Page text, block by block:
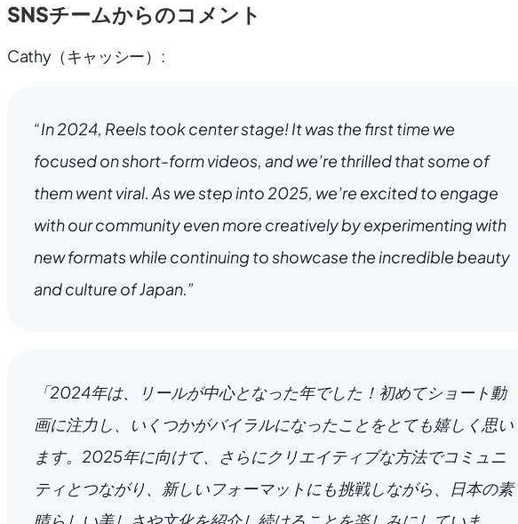
SNSチームからのコメント
Cathy（キャッシー）:
“In 2024, Reels took center stage! It was the first time we
focused on short-form videos, and we’re thrilled that some of
them went viral. As we step into 2025, we’re excited to engage
with our community even more creatively by experimenting with
new formats while continuing to showcase the incredible beauty
and culture of Japan.”
「2024年は、リールが中心となった年でした！初めてショート動
画に注力し、いくつかがバイラルになったことをとても嬉しく思い
ます。2025年に向けて、さらにクリエイティブな方法でコミュニ
ティとつながり、新しいフォーマットにも挑戦しながら、日本の素